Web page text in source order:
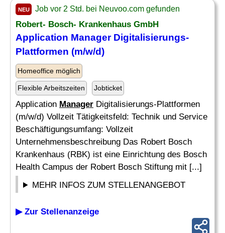
NEU Job vor 2 Std. bei Neuvoo.com gefunden
Robert- Bosch- Krankenhaus GmbH
Application ManagerDigitalisierungs-
Plattformen (m/w/d)
Homeoffice möglich
Flexible Arbeitszeiten Jobticket
Application Manager Digitalisierungs-Plattformen
(m/w/d) Vollzeit Tätigkeitsfeld: Technik und Service
Beschäftigungsumfang: Vollzeit
Unternehmensbeschreibung Das Robert Bosch
Krankenhaus (RBK) ist eine Einrichtung des Bosch
Health Campus der Robert Bosch Stiftung mit [...]
MEHR INFOS ZUM STELLENANGEBOT
▶ Zur Stellenanzeige